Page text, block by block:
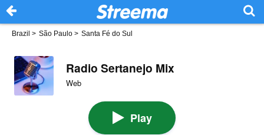
Brazil > São Paulo > Santa Fé do Sul
Radio Sertanejo Mix
Web
Play